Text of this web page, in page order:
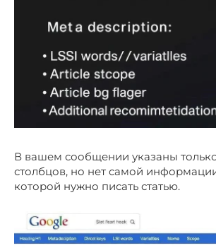
В вашем сообщении указаны
столбцов, но нет самой
которой нужно писать статью.